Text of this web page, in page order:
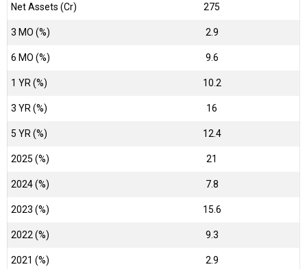
Net Assets (Cr) ₹275
3 MO (%) 2.9
6 MO (%) 9.6
1 YR (%) 10.2
3 YR (%) 16
5 YR (%) 12.4
2025 (%) 21
2024 (%) 7.8
2023 (%) 15.6
2022 (%) 9.3
2021 (%) 2.9